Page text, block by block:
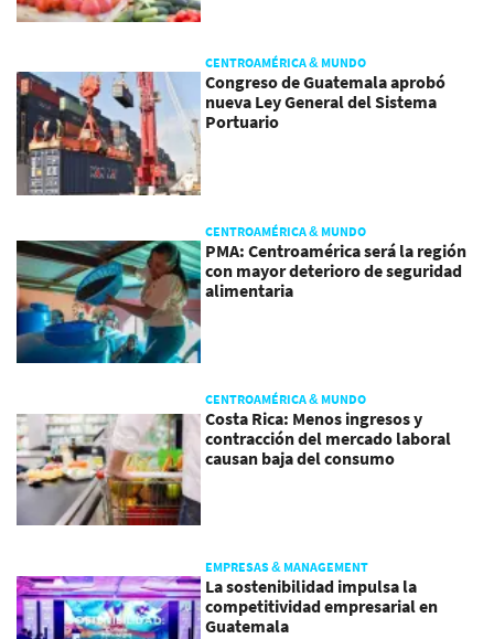
CENTROAMÉRICA & MUNDO
Congreso de Guatemala aprobó
nueva Ley General del Sistema
Portuario
CENTROAMÉRICA & MUNDO
PMA: Centroamérica será la región
con mayor deterioro de seguridad
alimentaria
CENTROAMÉRICA & MUNDO
Costa Rica: Menos ingresos y
contracción del mercado laboral
causan baja del consumo
EMPRESAS & MANAGEMENT
La sostenibilidad impulsa la
competitividad empresarial en
Guatemala